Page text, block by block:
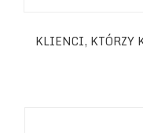
KLIENCI, KTÓRZY